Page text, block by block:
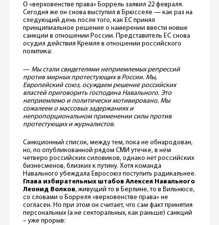
О «верховенстве права» Боррель заявил 22 февраля.
Сегодня же он снова выступил в Брюсселе — как раз на
следующий день после того, как ЕС принял
принципиальное решение о намерении ввести новые
санкции в отношении России. Представитель ЕС снова
осудил действия Кремля в отношении российского
политика:
— Мы стали свидетелями неприемлемых репрессий
против мирных протестующих в России. Мы,
Европейский союз, осуждаем решение российских
властей приговорить господина Навального. Это
неприемлемо и политически мотивировано. Мы
сожалеем о массовых задержаниях и
непропорциональном применении силы против
протестующих и журналистов.
Санкционный список, между тем, пока не обнародован,
но, по опубликованной рядом СМИ утечке, в нём
четверо российских силовиков, однако нет российских
бизнесменов, близких к путину. Хотя команда
Навального убеждала Евросоюз поступить радикальнее.
Глава избирательных штабов Алексея Навального
Леонид Волков, живущий то в Берлине, то в Вильнюсе,
со словами о Борреля «верховенстве права» не
согласен. Но при этом он считает, что сам факт принятия
персональных (а не секторальных, как раньше) санкций
– уже прорыв: